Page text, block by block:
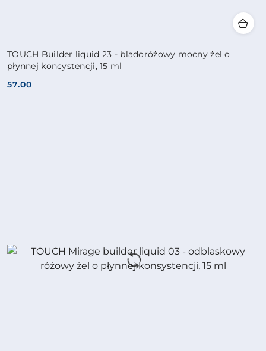
TOUCH Builder liquid 23 - bladoróżowy mocny żel o
płynnej koncystencji, 15 ml
Cena:
57.00